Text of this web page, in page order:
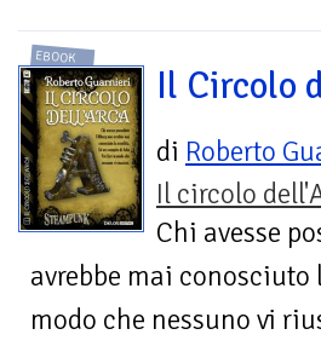
EBOOK
Il Circolo
di Roberto
Il circolo
Chi avesse
avrebbe mai
modo che nessuno vi